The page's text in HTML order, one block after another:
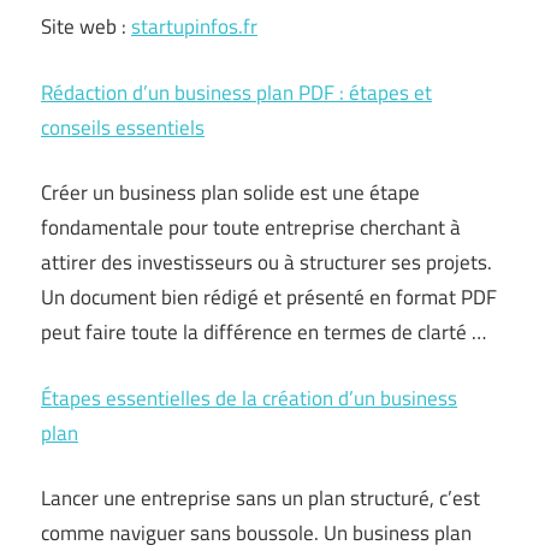
Site web :startupinfos.fr
Rédaction d’un business plan PDF : étapes et
conseils essentiels
Créer un business plan solide est une étape
fondamentale pour toute entreprise cherchant à
attirer des investisseurs ou à structurer ses projets.
Un document bien rédigé et présenté en format PDF
peut faire toute la différence en termes de clarté …
Étapes essentielles de la création d’un business
plan
Lancer une entreprise sans un plan structuré, c’est
comme naviguer sans boussole. Un business plan